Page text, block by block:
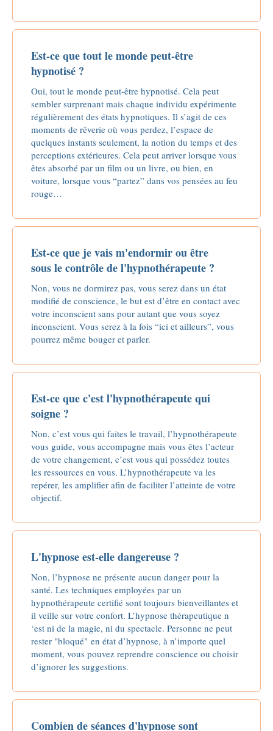
Est-ce que tout le monde peut-être
hypnotisé ?
Oui, tout le monde peut-être hypnotisé. Cela peut
sembler surprenant mais chaque individu expérimente
régulièrement des états hypnotiques. Il s’agit de ces
moments de rêverie où vous perdez, l’espace de
quelques instants seulement, la notion du temps et des
perceptions extérieures. Cela peut arriver lorsque vous
êtes absorbé par un film ou un livre, ou bien, en
voiture, lorsque vous “partez” dans vos pensées au feu
rouge…
Est-ce que je vais m'endormir ou être
sous le contrôle de l'hypnothérapeute ?
Non, vous ne dormirez pas, vous serez dans un état
modifié de conscience, le but est d’être en contact avec
votre inconscient sans pour autant que vous soyez
inconscient. Vous serez à la fois “ici et ailleurs”, vous
pourrez même bouger et parler.
Est-ce que c'est l'hypnothérapeute qui
soigne ?
Non, c’est vous qui faites le travail, l’hypnothérapeute
vous guide, vous accompagne mais vous êtes l’acteur
de votre changement, c’est vous qui possédez toutes
les ressources en vous. L’hypnothérapeute va les
repérer, les amplifier afin de faciliter l’atteinte de votre
objectif.
L'hypnose est-elle dangereuse ?
Non, l’hypnose ne présente aucun danger pour la
santé. Les techniques employées par un
hypnothérapeute certifié sont toujours bienveillantes et
il veille sur votre confort. L’hypnose thérapeutique n
‘est ni de la magie, ni du spectacle. Personne ne peut
rester "bloqué" en état d’hypnose, à n’importe quel
moment, vous pouvez reprendre conscience ou choisir
d’ignorer les suggestions.
Combien de séances d'hypnose sont